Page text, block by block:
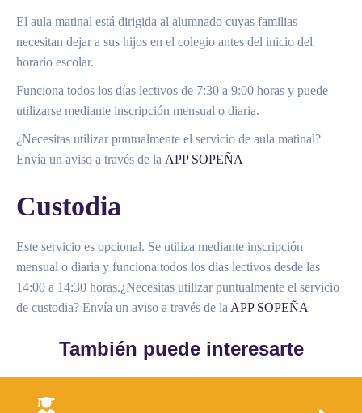
El aula matinal está dirigida al alumnado cuyas familias
necesitan dejar a sus hijos en el colegio antes del inicio del
horario escolar.
Funciona todos los días lectivos de 7:30 a 9:00 horas y puede
utilizarse mediante inscripción mensual o diaria.
¿Necesitas utilizar puntualmente el servicio de aula matinal?
Envía un aviso a través de la APP SOPEÑA
Custodia
Este servicio es opcional. Se utiliza mediante inscripción
mensual o diaria y funciona todos los días lectivos desde las
14:00 a 14:30 horas.¿Necesitas utilizar puntualmente el servicio
de custodia? Envía un aviso a través de la APP SOPEÑA
También puede interesarte